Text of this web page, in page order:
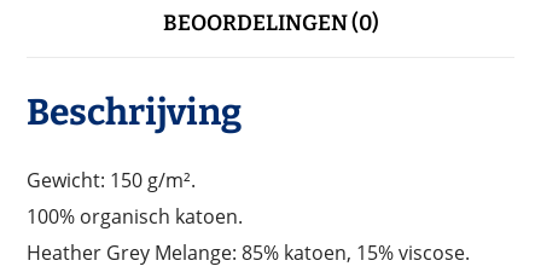
BEOORDELINGEN (0)
Beschrijving
Gewicht: 150 g/m².
100% organisch katoen.
Heather Grey Melange: 85% katoen, 15% viscose.